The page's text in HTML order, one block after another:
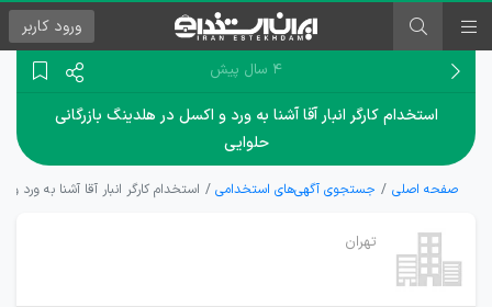
ورود کاربر
۴ سال پیش
استخدام کارگر انبار آقا آشنا به ورد و اکسل در هلدینگ بازرگانی
حلوایی
صفحه اصلی جستجوی آگهی‌های استخدامی استخدام کارگر انبار آقا آشنا به ورد
تهران